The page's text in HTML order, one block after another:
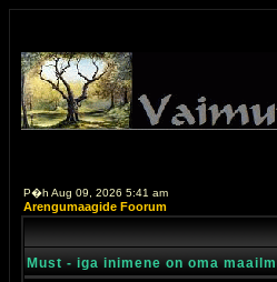
P�h Aug 09, 2026 5:41 am
Arengumaagide Foorum
Must - iga inimene on oma